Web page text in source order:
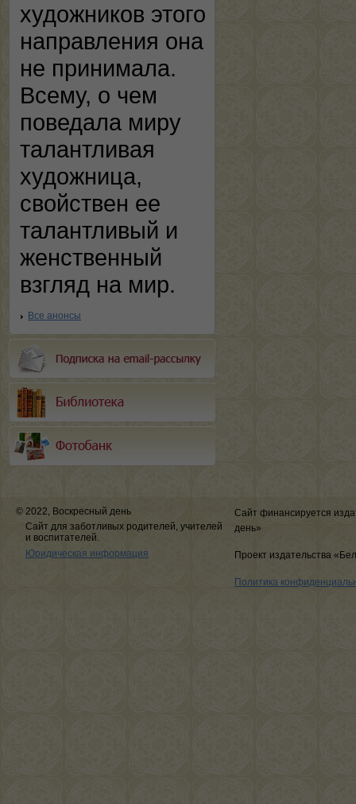
художников этого
направления она
не принимала.
Всему, о чем
поведала миру
талантливая
художница,
свойствен ее
талантливый и
женственный
взгляд на мир.
Все анонсы
© 2022, Воскресный день
Сайт для заботливых родителей, учителей
и воспитателей.
Юридическая информация
Сайт финансируется
день»
Проект издательства
Политика